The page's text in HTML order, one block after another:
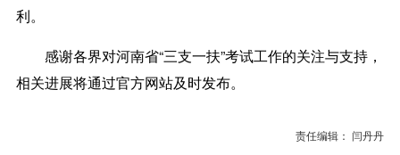
利。
感谢各界对河南省“三支一扶”考试工作的关注与支持，
相关进展将通过官方网站及时发布。
责任编辑： 闫丹丹